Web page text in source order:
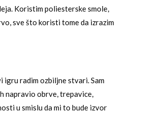
Koristim poliesterske smole,
sve što koristi tome da izrazim
igru radim ozbiljne stvari. Sam
napravio obrve, trepavice,
u smislu da mi to bude izvor